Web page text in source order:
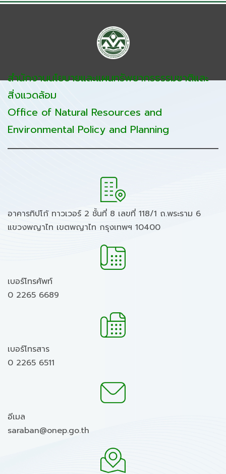
สำนักงานนโยบายและแผนทรัพยากรธรรมชาติและ
สิ่งแวดล้อม
Office of Natural Resources and
Environmental Policy and Planning
อาคารทิปโก้ ทาวเวอร์ 2 ชั้นที่ 8 เลขที่ 118/1 ถ.พระราม 6
แขวงพญาไท เขตพญาไท กรุงเทพฯ 10400
เบอร์โทรศัพท์
0 2265 6689
เบอร์โทรสาร
0 2265 6511
อีเมล
saraban@onep.go.th